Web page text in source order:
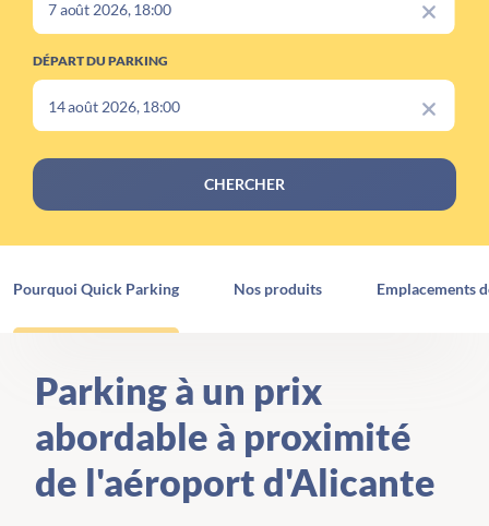
DÉPART DU PARKING
CHERCHER
Pourquoi Quick Parking Nos produits Emplacements
Parking à un prix
abordable à proximité
de l'aéroport d'Alicante